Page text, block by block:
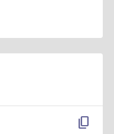
content_copy